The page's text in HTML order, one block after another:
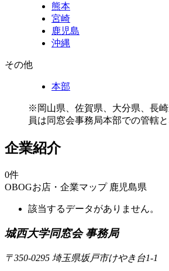
熊本
宮崎
鹿児島
沖縄
その他
本部
※岡山県、佐賀県、大分県、長
員は同窓会事務局本部での管轄と
企業紹介
0件
OBOGお店・企業マップ 鹿児島県
該当するデータがありません。
城西大学同窓会 事務局
〒350-0295 埼玉県坂戸市けやき台1-1